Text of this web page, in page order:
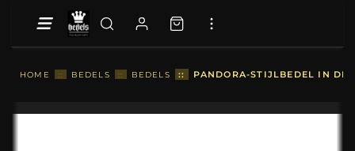
HOME :: BEDELS :: BEDELS :: PANDORA-STIJLBEDEL IN DE